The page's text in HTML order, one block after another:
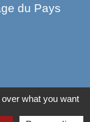
du Pays
-
what you want